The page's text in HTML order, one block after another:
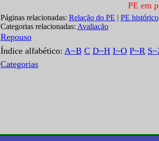
PE em
Páginas relacionadas: Relação do PE | PE histórico
Categorias relacionadas: Avaliação
Repouso
Índice alfabético: A~B C D~H I~O P~R
Categorias